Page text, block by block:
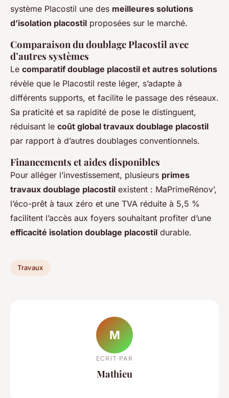
système Placostil une des meilleures solutions
d’isolation placostil proposées sur le marché.
Comparaison du doublage Placostil avec
d’autres systèmes
Le comparatif doublage placostil et autres solutions
révèle que le Placostil reste léger, s’adapte à
différents supports, et facilite le passage des réseaux.
Sa praticité et sa rapidité de pose le distinguent,
réduisant le coût global travaux doublage placostil
par rapport à d’autres doublages conventionnels.
Financements et aides disponibles
Pour alléger l’investissement, plusieurs primes
travaux doublage placostil existent : MaPrimeRénov’,
l’éco-prêt à taux zéro et une TVA réduite à 5,5 %
facilitent l’accès aux foyers souhaitant profiter d’une
efficacité isolation doublage placostil durable.
Travaux
M
ECRIT PAR
Mathieu